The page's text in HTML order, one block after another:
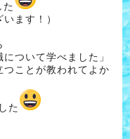
た
ます！）
ついて学べました」
つことが教われてよか
た